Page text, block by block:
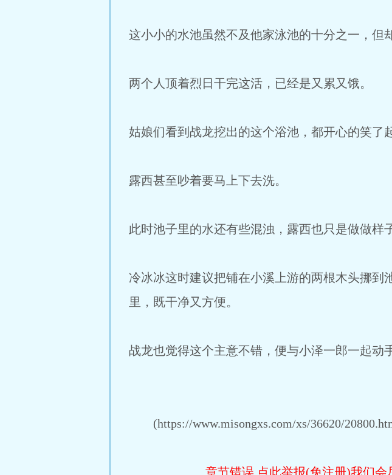
这小小的水池虽然不及他家泳池的十分之一，但
两个人顶着烈日干完这活，已经是又累又饿。
姑娘们看到战龙挖出的这个浴池，都开心的笑了
露西甚至吵着要马上下去洗。
此时池子里的水还有些混浊，露西也只是做做样
冷冰冰这时建议把铺在小溪上游的两根木头挪
里，既干净又方便。
战龙也觉得这个主意不错，便与小泽一郎一起动
(https://www.misongxs.com/xs/36620/
章节错误,点此举报(免注册)我们会